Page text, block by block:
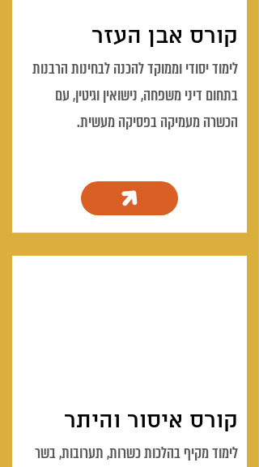
קורס אבן העזר
לימוד יסודי וממוקד להכנה לבחינות הרבנות
בתחום דיני משפחה, נישואין וגיטין, עם
הכשרה מעמיקה בפסיקה מעשית.
קורס איסור והיתר
לימוד מקיף בהלכות כשרות, תערובות, בשר